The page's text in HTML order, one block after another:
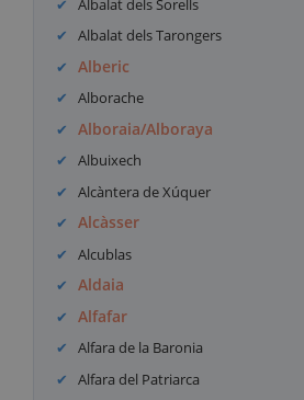
Albalat dels Sorells
Albalat dels Tarongers
Alberic
Alborache
Alboraia/Alboraya
Albuixech
Alcàntera de Xúquer
Alcàsser
Alcublas
Aldaia
Alfafar
Alfara de la Baronia
Alfara del Patriarca